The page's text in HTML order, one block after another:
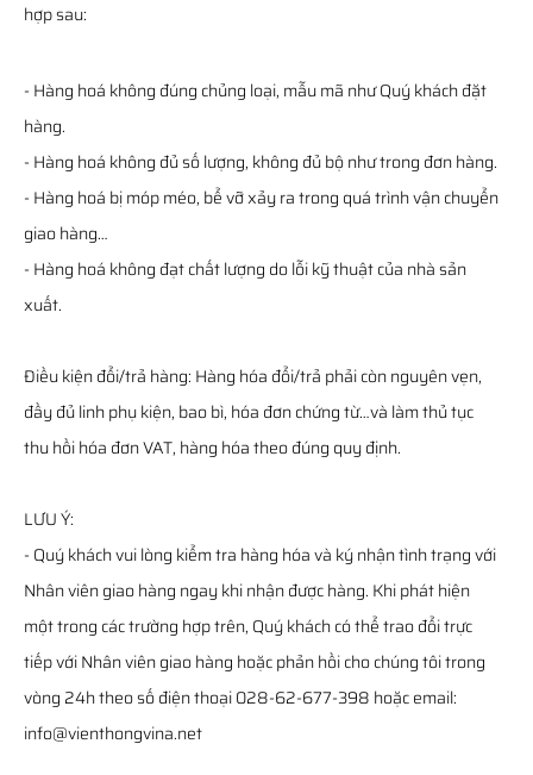
hợp sau:
- Hàng hoá không đúng chủng loại, mẫu mã như Quý khách đặt
hàng.
- Hàng hoá không đủ số lượng, không đủ bộ như trong đơn hàng.
- Hàng hoá bị móp méo, bể vỡ xảy ra trong quá trình vận chuyển
giao hàng…
- Hàng hoá không đạt chất lượng do lỗi kỹ thuật của nhà sản
xuất.
Điều kiện đổi/trả hàng: Hàng hóa đổi/trả phải còn nguyên vẹn,
đầy đủ linh phụ kiện, bao bì, hóa đơn chứng từ…và làm thủ tục
thu hồi hóa đơn VAT, hàng hóa theo đúng quy định.
LƯU Ý:
- Quý khách vui lòng kiểm tra hàng hóa và ký nhận tình trạng với
Nhân viên giao hàng ngay khi nhận được hàng. Khi phát hiện
một trong các trường hợp trên, Quý khách có thể trao đổi trực
tiếp với Nhân viên giao hàng hoặc phản hồi cho chúng tôi trong
vòng 24h theo số điện thoại 028-62-677-398 hoặc email:
info@vienthongvina.net